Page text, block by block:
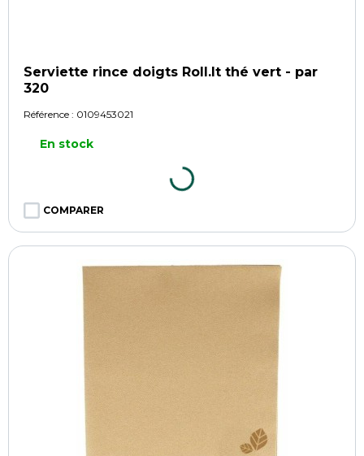
Serviette rince doigts Roll.It thé vert - par
320
Référence : 0109453021
En stock
COMPARER